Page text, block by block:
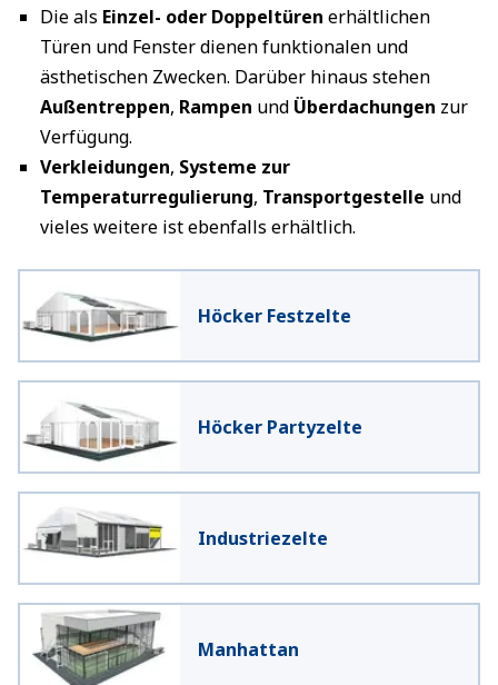
Die als Einzel- oder Doppeltüren erhältlichen
Türen und Fenster dienen funktionalen und
ästhetischen Zwecken. Darüber hinaus stehen
Außentreppen, Rampen und Überdachungen zur
Verfügung.
Verkleidungen, Systeme zur
Temperaturregulierung, Transportgestelle und
vieles weitere ist ebenfalls erhältlich.
Höcker Festzelte
Höcker Partyzelte
Industriezelte
Manhattan